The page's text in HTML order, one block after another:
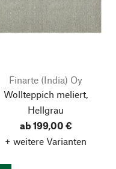
Finarte (India) Oy
Wollteppich meliert,
Hellgrau
ab 199,00 €
+ weitere Varianten